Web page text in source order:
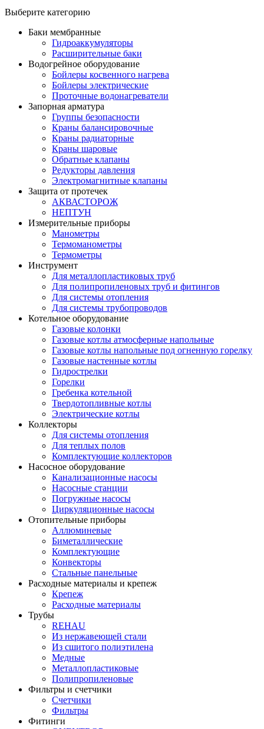
Выберите категорию
Баки мембранные
Гидроаккумуляторы
Расширительные баки
Водогрейное оборудование
Бойлеры косвенного нагрева
Бойлеры электрические
Проточные водонагреватели
Запорная арматура
Группы безопасности
Краны балансировочные
Краны радиаторные
Краны шаровые
Обратные клапаны
Редукторы давления
Электромагнитные клапаны
Защита от протечек
АКВАСТОРОЖ
НЕПТУН
Измерительные приборы
Манометры
Термоманометры
Термометры
Инструмент
Для металлопластиковых труб
Для полипропиленовых труб и фитингов
Для системы отопления
Для системы трубопроводов
Котельное оборудование
Газовые колонки
Газовые котлы атмосферные напольные
Газовые котлы напольные под огненную горелку
Газовые настенные котлы
Гидрострелки
Горелки
Гребенка котельной
Твердотопливные котлы
Электрические котлы
Коллекторы
Для системы отопления
Для теплых полов
Комплектующие коллекторов
Насосное оборудование
Канализационные насосы
Насосные станции
Погружные насосы
Циркуляционные насосы
Отопительные приборы
Аллюминевые
Биметаллические
Комплектующие
Конвекторы
Стальные панельные
Расходные материалы и крепеж
Крепеж
Расходные материалы
Трубы
REHAU
Из нержавеющей стали
Из сшитого полиэтилена
Медные
Металлопластиковые
Полипропиленовые
Фильтры и счетчики
Счетчики
Фильтры
Фитинги